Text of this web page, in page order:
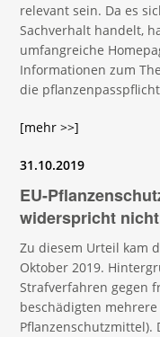
relevant sein. Da es
Sachverhalt handelt,
umfangreiche
Informationen zum
die
[mehr >>]
31.10.2019
EU-
widerspricht
Zu diesem Urteil kam
Oktober 2019.
Strafverfahren gegen
beschädigten
Pflanzenschutzmittel).